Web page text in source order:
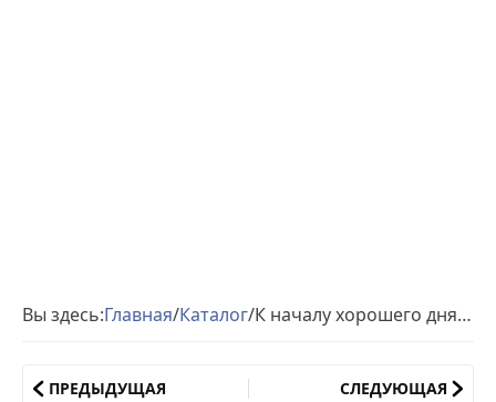
Вы здесь:Главная/Каталог/ К началу хорошего дня открытки
ПРЕДЫДУЩАЯ СЛЕДУЮЩАЯ